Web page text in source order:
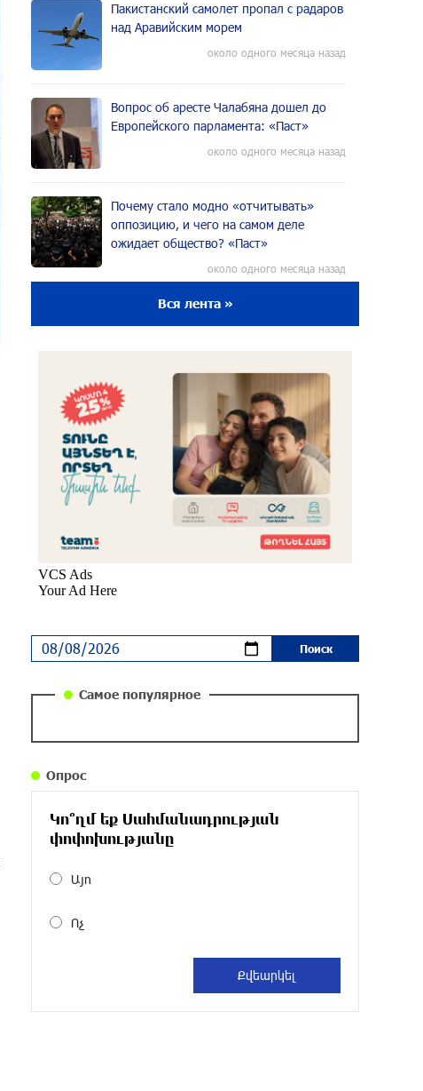
Пакистанский самолет пропал с радаров
над Аравийским морем
около одного месяца назад
Вопрос об аресте Чалабяна дошел до
Европейского парламента: «Паст»
около одного месяца назад
Почему стало модно «отчитывать»
оппозицию, и чего на самом деле
ожидает общество? «Паст»
около одного месяца назад
Ложная дилемма мандатов: почему тема
парламентского бойкота оппозиции -
около одного месяца назад
Правовой терроризм как начало
падения власти: пример Гагика
Царукяна и горькие уроки истории:
«Паст»
около одного месяца назад
Размик Марукян стал обладателем
«Росатом» готов построить новые АЭС,
Оппозиция Грузии отказалась от
мандатов и получила обратный
эффект: Нарек Карапетян
Вся лента »
Самое популярное
Опрос
Կո՞ղմ եք Սահմանադրության
փոփոխությանը
Այո
Ոչ